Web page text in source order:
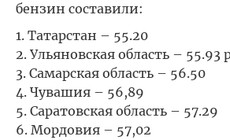
бензин составили:
Татарстан – 55.20
Ульяновская область – 55.93
Самарская область – 56.50
Чувашия – 56,89
Саратовская область – 57.29
Мордовия – 57,02